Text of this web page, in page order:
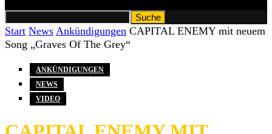
Start News Ankündigungen CAPITAL ENEMY mit neuem
Song „Graves Of The Grey“
ANKÜNDIGUNGEN
NEWS
VIDEO